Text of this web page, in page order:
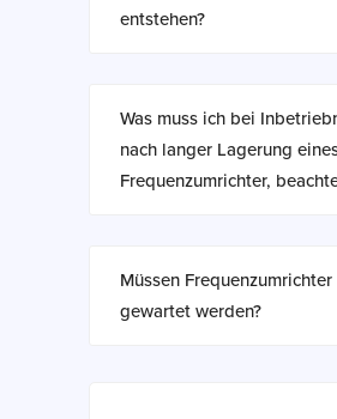
entstehen?
Was muss ich bei
nach langer Lagerung
Frequenzumrichter,
Müssen Frequenzumrichter
gewartet werden?